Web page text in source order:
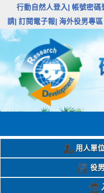
行動自然人登入| 帳號密碼
請| 訂閱電子報| 海外役男專區
用人單
役